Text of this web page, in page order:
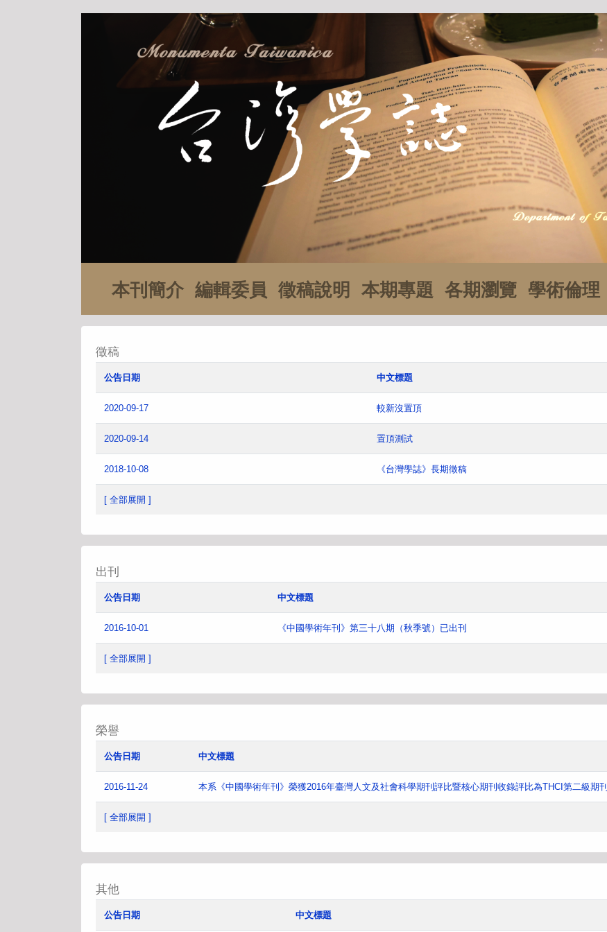
本刊簡介 編輯委員 徵稿說明 本期專題 各期瀏覽 學術倫理
徵稿
公告日期 中文標題
2020-09-17 較新沒置頂
2020-09-14 置頂測試
2018-10-08 《台灣學誌》長期徵稿
[ 全部展開 ]
出刊
公告日期 中文標題
2016-10-01 《中國學術年刊》第三十八期（秋季號）已出刊
[ 全部展開 ]
榮譽
公告日期 中文標題
2016-11-24 本系《中國學術年刊》榮獲2016年臺灣人文及社會科學期刊評比暨核心期刊收錄評比為THCI第二級期刊
[ 全部展開 ]
其他
公告日期 中文標題